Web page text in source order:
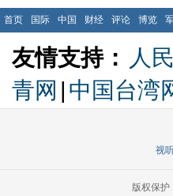
首页 国际 中国 财经 评论 博览
友情支持： 人
青网 | 中国台湾
视
版权保护